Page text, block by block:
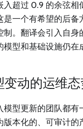
入超过 0.9 的余弦相
是一个有希望的后备
。翻译会引入自身
模型和基础设施仍在
变动的运维
模型更新的团队都有
版本化的、可审计的